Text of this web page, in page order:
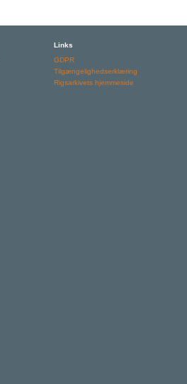
Links
GDPR
Tilgængelighedserklæring
Rigsarkivets hjemmeside